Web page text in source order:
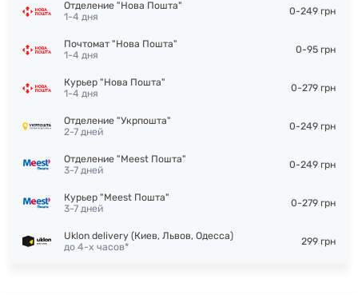
Отделение "Нова Пошта"
1-4 дня
0-249 грн
Почтомат "Нова Пошта"
1-4 дня
0-95 грн
Курьер "Нова Пошта"
1-4 дня
0-279 грн
Отделение "Укрпошта"
2-7 дней
0-249 грн
Отделение "Meest Пошта"
3-7 дней
0-249 грн
Курьер "Meest Пошта"
3-7 дней
0-279 грн
Uklon delivery (Киев, Львов, Одесса)
до 4-х часов*
299 грн